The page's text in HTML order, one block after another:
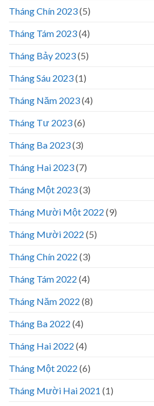
Tháng Chín 2023(5)
Tháng Tám 2023(4)
Tháng Bảy 2023(5)
Tháng Sáu 2023(1)
Tháng Năm 2023(4)
Tháng Tư 2023(6)
Tháng Ba 2023(3)
Tháng Hai 2023(7)
Tháng Một 2023(3)
Tháng Mười Một 2022 (9)
Tháng Mười 2022 (5)
Tháng Chín 2022 (3)
Tháng Tám 2022 (4)
Tháng Năm 2022 (8)
Tháng Ba 2022 (4)
Tháng Hai 2022 (4)
Tháng Một 2022 (6)
Tháng Mười Hai 2021 (1)